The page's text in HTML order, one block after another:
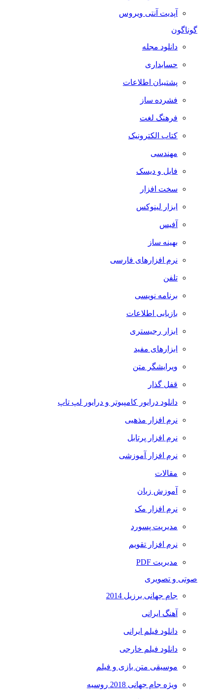
آپدیت آنتی ویروس
گوناگون
دانلود مجله
حسابداری
پشتیبان اطلاعات
فشرده ساز
فرهنگ لغت
کتاب الکترونیک
مهندسی
فایل و دیسک
سخت افزار
ابزار لینوکس
آفیس
بهینه ساز
نرم افزارهای فارسی
تلفن
برنامه نویسی
بازیابی اطلاعات
ابزار رجیستری
ابزارهای مفید
ویرایشگر متن
قفل گذار
دانلود درایور کامپیوتر و درایور لپ تاپ
نرم افزار مذهبی
نرم افزار پرتابل
نرم افزار آموزشی
مقالات
آموزش زبان
نرم افزار مک
مدیریت پسورد
نرم افزار تقویم
مدیریت PDF
صوتی و تصویری
جام جهانی برزیل 2014
آهنگ ایرانی
دانلود فیلم ایرانی
دانلود فیلم خارجی
موسیقی متن بازی و فیلم
ویژه جام جهانی 2018 روسیه